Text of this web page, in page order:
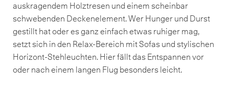
auskragendem Holztresen und einem scheinbar
schwebenden Deckenelement. Wer Hunger und Durst
gestillt hat oder es ganz einfach etwas ruhiger mag,
setzt sich in den Relax-Bereich mit Sofas und stylischen
Horizont-Stehleuchten. Hier fällt das Entspannen vor
oder nach einem langen Flug besonders leicht.